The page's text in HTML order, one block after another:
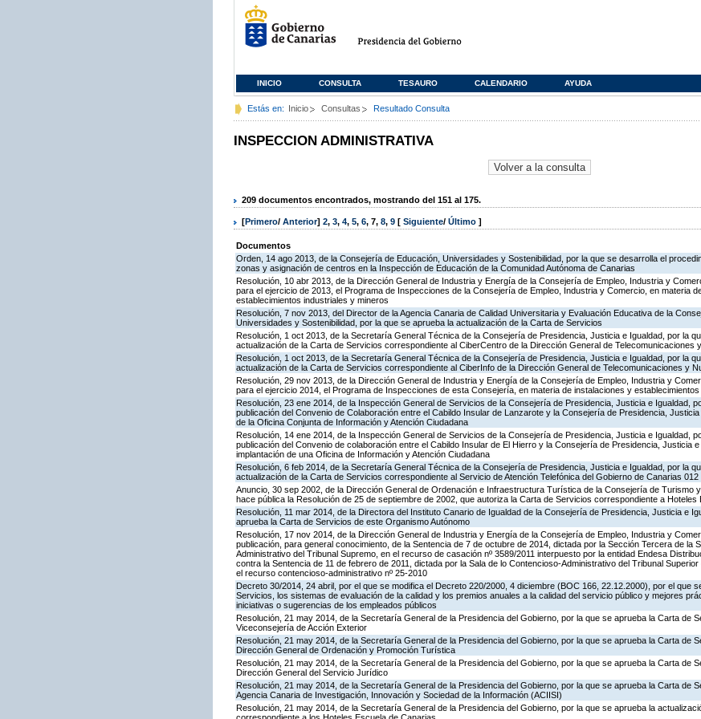
INICIO CONSULTA TESAURO CALENDARIO AYUDA
Estás en: Inicio Consultas Resultado Consulta
INSPECCION ADMINISTRATIVA
209 documentos encontrados, mostrando del 151 al 175.
[Primero/ Anterior] 2, 3, 4, 5, 6, 7, 8, 9 [ Siguiente/ Último ]
Documentos
Orden, 14 ago 2013, de la Consejería de Educación, Universidades y Sostenibilidad, por la que se desarrolla el
zonas y asignación de centros en la Inspección de Educación de la Comunidad Autónoma de Canarias
Resolución, 10 abr 2013, de la Dirección General de Industria y Energía de la Consejería de Empleo, Industria y
para el ejercicio de 2013, el Programa de Inspecciones de la Consejería de Empleo, Industria y Comercio, en materia
establecimientos industriales y mineros
Resolución, 7 nov 2013, del Director de la Agencia Canaria de Calidad Universitaria y Evaluación Educativa de la
Universidades y Sostenibilidad, por la que se aprueba la actualización de la Carta de Servicios
Resolución, 1 oct 2013, de la Secretaría General Técnica de la Consejería de Presidencia, Justicia e Igualdad, por la
actualización de la Carta de Servicios correspondiente al CiberCentro de la Dirección General de Telecomunicaciones
Resolución, 1 oct 2013, de la Secretaría General Técnica de la Consejería de Presidencia, Justicia e Igualdad, por la
actualización de la Carta de Servicios correspondiente al CiberInfo de la Dirección General de Telecomunicaciones y
Resolución, 29 nov 2013, de la Dirección General de Industria y Energía de la Consejería de Empleo, Industria y
para el ejercicio 2014, el Programa de Inspecciones de esta Consejería, en materia de instalaciones y
Resolución, 23 ene 2014, de la Inspección General de Servicios de la Consejería de Presidencia, Justicia e Igualdad,
publicación del Convenio de Colaboración entre el Cabildo Insular de Lanzarote y la Consejería de Presidencia,
de la Oficina Conjunta de Información y Atención Ciudadana
Resolución, 14 ene 2014, de la Inspección General de Servicios de la Consejería de Presidencia, Justicia e Igualdad,
publicación del Convenio de colaboración entre el Cabildo Insular de El Hierro y la Consejería de Presidencia, Justicia
implantación de una Oficina de Información y Atención Ciudadana
Resolución, 6 feb 2014, de la Secretaría General Técnica de la Consejería de Presidencia, Justicia e Igualdad, por la
actualización de la Carta de Servicios correspondiente al Servicio de Atención Telefónica del Gobierno de Canarias 012
Anuncio, 30 sep 2002, de la Dirección General de Ordenación e Infraestructura Turística de la Consejería de Turismo
hace pública la Resolución de 25 de septiembre de 2002, que autoriza la Carta de Servicios correspondiente a Hoteles
Resolución, 11 mar 2014, de la Directora del Instituto Canario de Igualdad de la Consejería de Presidencia, Justicia e
aprueba la Carta de Servicios de este Organismo Autónomo
Resolución, 17 nov 2014, de la Dirección General de Industria y Energía de la Consejería de Empleo, Industria y
publicación, para general conocimiento, de la Sentencia de 7 de octubre de 2014, dictada por la Sección Tercera de la
Administrativo del Tribunal Supremo, en el recurso de casación nº 3589/2011 interpuesto por la entidad Endesa
contra la Sentencia de 11 de febrero de 2011, dictada por la Sala de lo Contencioso-Administrativo del Tribunal
el recurso contencioso-administrativo nº 25-2010
Decreto 30/2014, 24 abril, por el que se modifica el Decreto 220/2000, 4 diciembre (BOC 166, 22.12.2000), por el que
Servicios, los sistemas de evaluación de la calidad y los premios anuales a la calidad del servicio público y mejores
iniciativas o sugerencias de los empleados públicos
Resolución, 21 may 2014, de la Secretaría General de la Presidencia del Gobierno, por la que se aprueba la Carta de
Viceconsejería de Acción Exterior
Resolución, 21 may 2014, de la Secretaría General de la Presidencia del Gobierno, por la que se aprueba la Carta de
Dirección General de Ordenación y Promoción Turística
Resolución, 21 may 2014, de la Secretaría General de la Presidencia del Gobierno, por la que se aprueba la Carta de
Dirección General del Servicio Jurídico
Resolución, 21 may 2014, de la Secretaría General de la Presidencia del Gobierno, por la que se aprueba la Carta de
Agencia Canaria de Investigación, Innovación y Sociedad de la Información (ACIISI)
Resolución, 21 may 2014, de la Secretaría General de la Presidencia del Gobierno, por la que se aprueba la